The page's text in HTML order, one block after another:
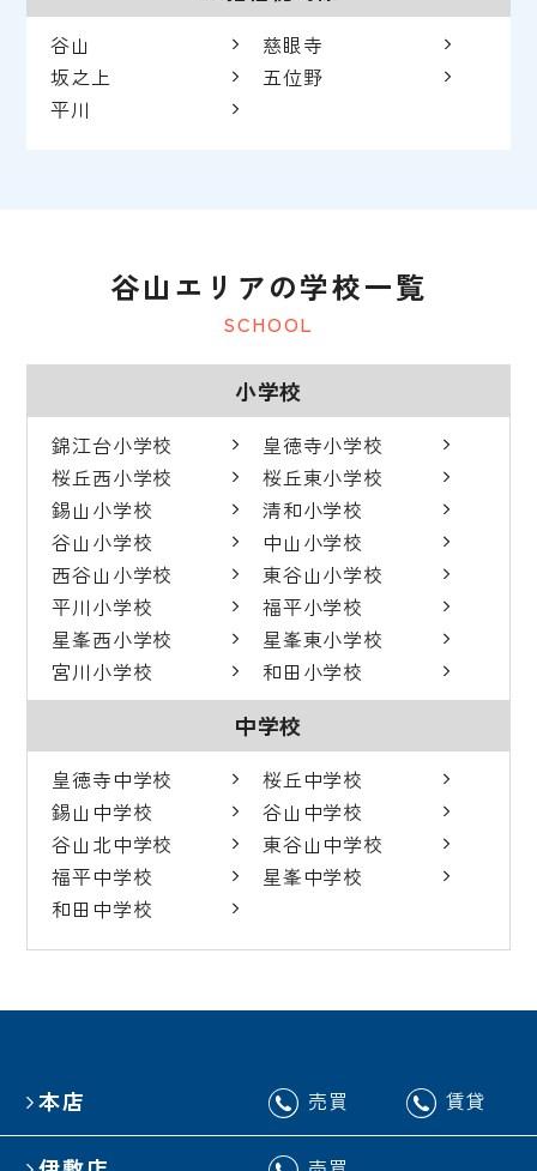
谷山
慈眼寺
坂之上
五位野
平川
SCHOOL
谷山エリアの学校一覧
小学校
錦江台小学校
皇徳寺小学校
桜丘西小学校
桜丘東小学校
錫山小学校
清和小学校
谷山小学校
中山小学校
西谷山小学校
東谷山小学校
平川小学校
福平小学校
星峯西小学校
星峯東小学校
宮川小学校
和田小学校
中学校
皇徳寺中学校
桜丘中学校
錫山中学校
谷山中学校
谷山北中学校
東谷山中学校
福平中学校
星峯中学校
和田中学校
本店 売買 賃貸